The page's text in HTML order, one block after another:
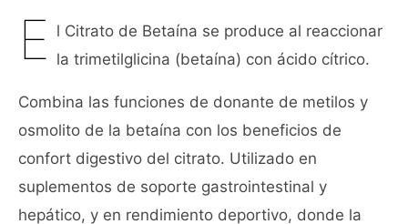
E l Citrato de Betaína se produce al reaccionar
la trimetilglicina (betaína) con ácido cítrico.
Combina las funciones de donante de metilos y
osmolito de la betaína con los beneficios de
confort digestivo del citrato. Utilizado en
suplementos de soporte gastrointestinal y
hepático, y en rendimiento deportivo, donde la